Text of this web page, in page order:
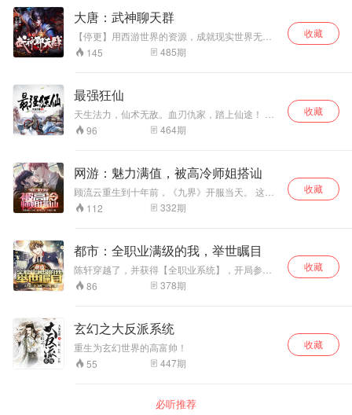
胡开局！ 国外强者：“为什么你的比蒙巨兽、九头
蛇和绿龙可以混编还士气高昂？” 李默：“因为我
有天使联盟。” 公会势力：“你的兵种为什么还会
有种族羁绊和职业羁绊？” 李默：“天使联盟了解
一下？” 六翼大天使：“我手下的天使为什么会主
冰晶凤凰……”李默带领着各族奇迹兵种横扫各大
位面……
大唐：武神聊天群
【停更】用西游世界的资源，成就现实世界无上
圣人！
145 485期
收藏
最强狂仙
天生法力，仙术无敌。血刃仇家，踏上仙途！ 在
一次感情背叛后，他的人生悄然改变【付费精
品】
96 464期
收藏
网游：魅力满值，被高冷师姐搭讪
顾流云重生到十年前，《九界》开服当天。 这不
是简单的一款游戏，而是未知存在构造的试炼
场，全人类进化的契机。 华夏的玄幻修真，西方
者等等…… 顾流云带着十年的游戏经验和记忆再
次进入游戏，开局不仅获得了唯一至高天赋，更
是拥有了满值的魅力。 当他矗立在宗门前，畅想
未来的时候，宗门中的绝世天才、性情高冷的师
姐突然来到他面前。 “这位师弟……”
112 332期
收藏
都市：全职业满级的我，举世瞩目
陈轩穿越了，并获得【全职业系统】，开局参加
《走进职业》节目组。 这是一档社会观察类节
目，每一名参加者，可任意挑选一项职业，并进
等普通职业。 也有【作家】【歌手】【主播】等
自由职业。 更有【律师】【警察】【教师】【消
防员】等具备专业性质且有一定危险的职业。 抽
取职业卡：【神级厨师】！高端的食材往往只需
要最朴素的烹饪方式。 抽取职业卡：【王者农
识，引经据典，在我面前，正义从不迟到！
86 378期
收藏
玄幻之大反派系统
重生为玄幻世界的高富帅！
55
447期
收藏
必听推荐